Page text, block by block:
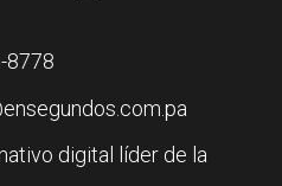
8778
digital líder de la